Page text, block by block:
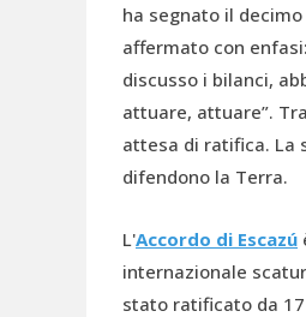
ha segnato il
affermato con
discusso i bilanci,
attuare, attuare”.
attesa di ratifica. La
difendono la Terra.
L'Accordo di Escazú
internazionale
stato ratificato da